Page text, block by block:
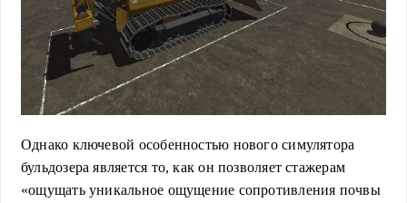
Однако ключевой особенностью нового симулятора
бульдозера является то, как он позволяет стажерам
«ощущать уникальное ощущение сопротивления почвы